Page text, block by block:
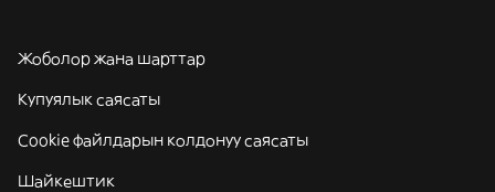
Жоболор жана шарттар
Купуялык саясаты
Cookie файлдарын колдонуу саясаты
Шайкештик